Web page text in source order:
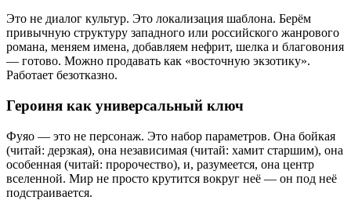
Это не диалог культур. Это локализация шаблона. Берём
привычную структуру западного или российского жанрового
романа, меняем имена, добавляем нефрит, шелка и благовония
— готово. Можно продавать как «восточную экзотику».
Работает безотказно.
Героиня как универсальный ключ
Фуяо — это не персонаж. Это набор параметров. Она бойкая
(читай: дерзкая), она независимая (читай: хамит старшим), она
особенная (читай: пророчество), и, разумеется, она центр
вселенной. Мир не просто крутится вокруг неё — он под неё
подстраивается.